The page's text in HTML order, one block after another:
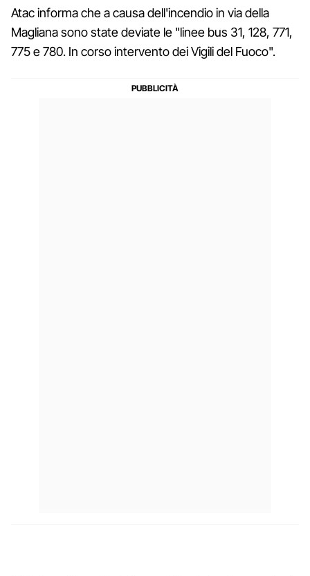
Atac informa che a causa dell'incendio in via della
Magliana sono state deviate le "linee bus 31, 128, 771,
775 e 780. In corso intervento dei Vigili del Fuoco".